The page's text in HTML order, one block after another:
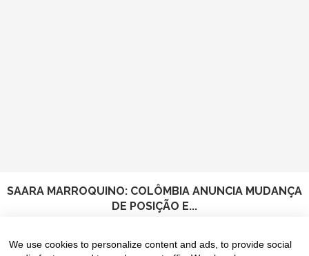
SAARA MARROQUINO: COLÔMBIA ANUNCIA MUDANÇA
DE POSIÇÃO E...
We use cookies to personalize content and ads, to provide social